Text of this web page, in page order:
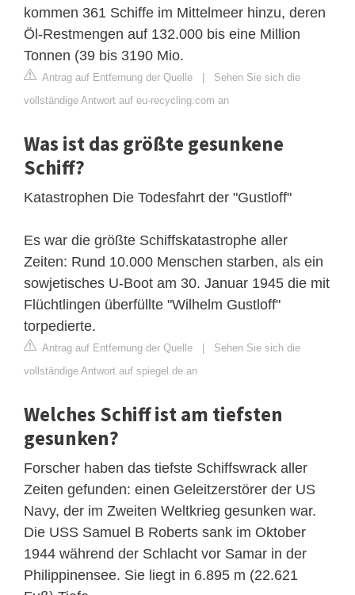
kommen 361 Schiffe im Mittelmeer hinzu, deren
Öl-Restmengen auf 132.000 bis eine Million
Tonnen (39 bis 3190 Mio.
Antrag auf Entfernung der Quelle | Sehen Sie sich die
vollständige Antwort auf eu-recycling.com an
Was ist das größte gesunkene
Schiff?
Katastrophen Die Todesfahrt der "Gustloff"
Es war die größte Schiffskatastrophe aller
Zeiten: Rund 10.000 Menschen starben, als ein
sowjetisches U-Boot am 30. Januar 1945 die mit
Flüchtlingen überfüllte "Wilhelm Gustloff"
torpedierte.
Antrag auf Entfernung der Quelle | Sehen Sie sich die
vollständige Antwort auf spiegel.de an
Welches Schiff ist am tiefsten
gesunken?
Forscher haben das tiefste Schiffswrack aller
Zeiten gefunden: einen Geleitzerstörer der US
Navy, der im Zweiten Weltkrieg gesunken war.
Die USS Samuel B Roberts sank im Oktober
1944 während der Schlacht vor Samar in der
Philippinensee. Sie liegt in 6.895 m (22.621